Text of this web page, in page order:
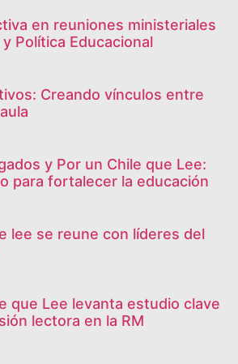
en reuniones ministeriales
Política Educacional
Creando vínculos entre
y Por un Chile que Lee:
para fortalecer la educación
lee se reune con líderes del
que Lee levanta estudio clave
lectora en la RM